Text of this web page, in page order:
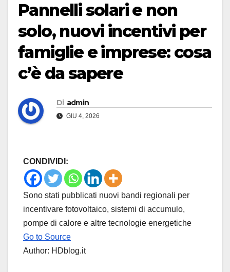
Pannelli solari e non
solo, nuovi incentivi per
famiglie e imprese: cosa
c’è da sapere
Di admin
GIU 4, 2026
CONDIVIDI:
Sono stati pubblicati nuovi bandi regionali per
incentivare fotovoltaico, sistemi di accumulo,
pompe di calore e altre tecnologie energetiche
Go to Source
Author: HDblog.it